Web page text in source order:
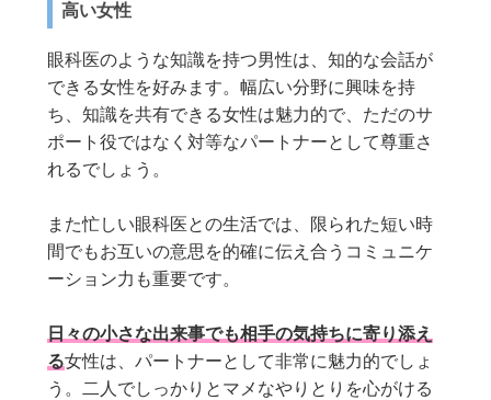
高い女性
眼科医のような知識を持つ男性は、知的な会話が
できる女性を好みます。幅広い分野に興味を持
ち、知識を共有できる女性は魅力的で、ただのサ
ポート役ではなく対等なパートナーとして尊重さ
れるでしょう。
また忙しい眼科医との生活では、限られた短い時
間でもお互いの意思を的確に伝え合うコミュニケ
ーション力も重要です。
日々の小さな出来事でも相手の気持ちに寄り添え
る女性は、パートナーとして非常に魅力的でしょ
う。二人でしっかりとマメなやりとりを心がける